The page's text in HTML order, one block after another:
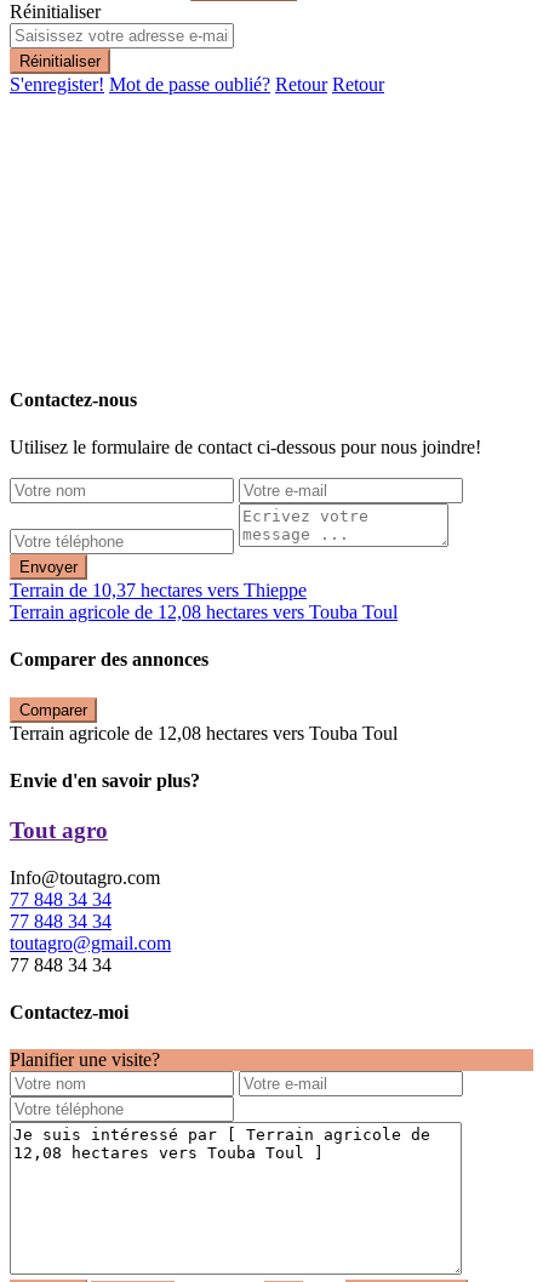
Réinitialiser
Réinitialiser
S'enregister! Mot de passe oublié? Retour Retour
Contactez-nous
Utilisez le formulaire de contact ci-dessous pour nous joindre!
Envoyer
Terrain de 10,37 hectares vers Thieppe
Terrain agricole de 12,08 hectares vers Touba Toul
Comparer des annonces
Comparer
Terrain agricole de 12,08 hectares vers Touba Toul
Envie d'en savoir plus?
Tout agro
Info@toutagro.com
77 848 34 34
77 848 34 34
toutagro@gmail.com
77 848 34 34
Contactez-moi
Planifier une visite?